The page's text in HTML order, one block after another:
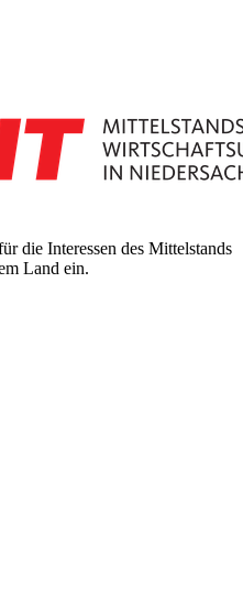
die Interessen des Mittelstands
Land ein.